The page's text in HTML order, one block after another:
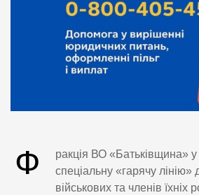
Ф
ракція ВО «Батьківщина» у
спеціальну «гарячу лінію»
військових та членів